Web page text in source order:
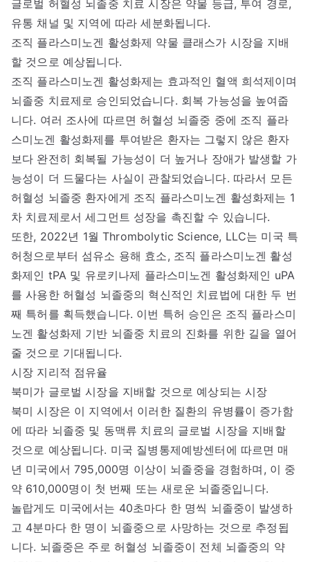
글로벌 허혈성 뇌졸중 치료 시장은 약물 등급, 투여 경로,
유통 채널 및 지역에 따라 세분화됩니다.
조직 플라스미노겐 활성화제 약물 클래스가 시장을 지배
할 것으로 예상됩니다.
조직 플라스미노겐 활성화제는 효과적인 혈액 희석제이며
뇌졸중 치료제로 승인되었습니다. 회복 가능성을 높여줍
니다. 여러 조사에 따르면 허혈성 뇌졸중 중에 조직 플라
스미노겐 활성화제를 투여받은 환자는 그렇지 않은 환자
보다 완전히 회복될 가능성이 더 높거나 장애가 발생할 가
능성이 더 드물다는 사실이 관찰되었습니다. 따라서 모든
허혈성 뇌졸중 환자에게 조직 플라스미노겐 활성화제는 1
차 치료제로서 세그먼트 성장을 촉진할 수 있습니다.
또한, 2022년 1월 Thrombolytic Science, LLC는 미국 특
허청으로부터 섬유소 용해 효소, 조직 플라스미노겐 활성
화제인 tPA 및 유로키나제 플라스미노겐 활성화제인 uPA
를 사용한 허혈성 뇌졸중의 혁신적인 치료법에 대한 두 번
째 특허를 획득했습니다. 이번 특허 승인은 조직 플라스미
노겐 활성화제 기반 뇌졸중 치료의 진화를 위한 길을 열어
줄 것으로 기대됩니다.
시장 지리적 점유율
북미가 글로벌 시장을 지배할 것으로 예상되는 시장
북미 시장은 이 지역에서 이러한 질환의 유병률이 증가함
에 따라 뇌졸중 및 동맥류 치료의 글로벌 시장을 지배할
것으로 예상됩니다. 미국 질병통제예방센터에 따르면 매
년 미국에서 795,000명 이상이 뇌졸중을 경험하며, 이 중
약 610,000명이 첫 번째 또는 새로운 뇌졸중입니다.
놀랍게도 미국에서는 40초마다 한 명씩 뇌졸중이 발생하
고 4분마다 한 명이 뇌졸중으로 사망하는 것으로 추정됩
니다. 뇌졸중은 주로 허혈성 뇌졸중이 전체 뇌졸중의 약